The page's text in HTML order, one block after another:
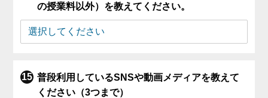
の授業料以外）を教えてください。
普段利用しているSNSや動画メディアを教えて
ください（3つまで）